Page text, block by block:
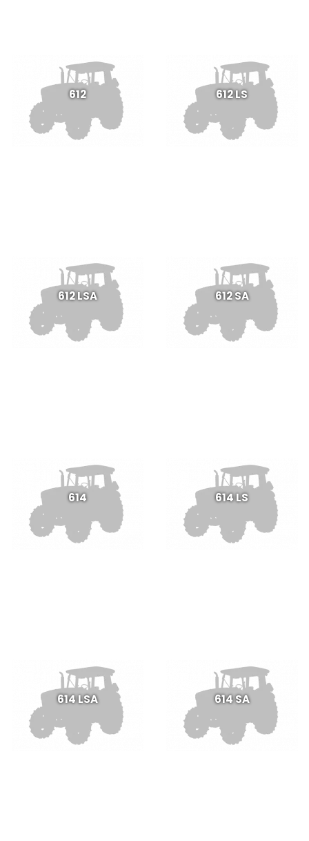
612 612 LS
612 LSA 612 SA
614 614 LS
614 LSA 614 SA